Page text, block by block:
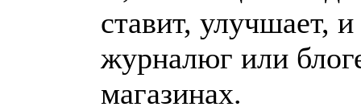
ставит, улучшает,
журналюг или
магазинах.